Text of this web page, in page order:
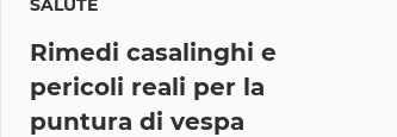
SALUTE
Rimedi casalinghi e
pericoli reali per la
puntura di vespa